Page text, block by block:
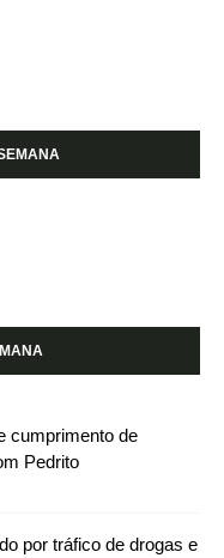
cumprimento de
Pedrito
por tráfico de drogas e